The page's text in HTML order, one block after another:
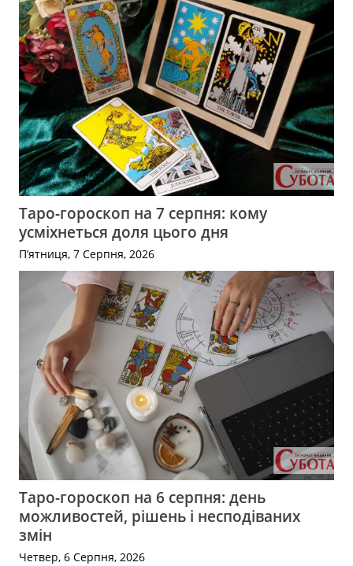
Таро-гороскоп на 7 серпня: кому
усміхнеться доля цього дня
П’ятниця, 7 Серпня, 2026
Таро-гороскоп на 6 серпня: день
можливостей, рішень і несподіваних
змін
Четвер, 6 Серпня, 2026